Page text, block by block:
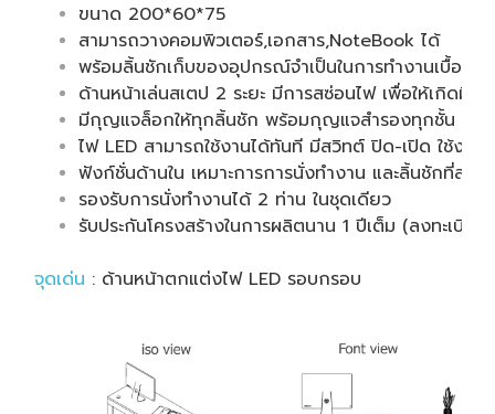
ขนาด 200*60*75
สามารถวางคอมพิวเตอร์,เอกสาร,NoteBook ได้
พร้อมลิ้นชักเก็บของอุปกรณ์จำเป็นในการทำงานเบื้องต้น
ด้านหน้าเล่นสเตป 2 ระยะ มีการสซ่อนไฟ เพื่อให้เกิดมิติ
มีกุญแจล็อกให้ทุกลิ้นชัก พร้อมกุญแจสำรองทุกชั้น
ไฟ LED สามารถใช้งานได้ทันที มีสวิทต์ ปิด-เปิด ใช้งาน
ฟังก์ชั่นด้านใน เหมาะการการนั่งทำงาน และลิ้นชักที่ส
รองรับการนั่งทำงานได้ 2 ท่าน ในชุดเดียว
รับประกันโครงสร้างในการผลิตนาน 1 ปีเต็ม (ลงทะเบีย
จุดเด่น : ด้านหน้าตกแต่งไฟ LED รอบกรอบ